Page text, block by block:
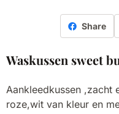
Share
Waskussen sweet
Aankleedkussen ,zacht
roze,wit van kleur en